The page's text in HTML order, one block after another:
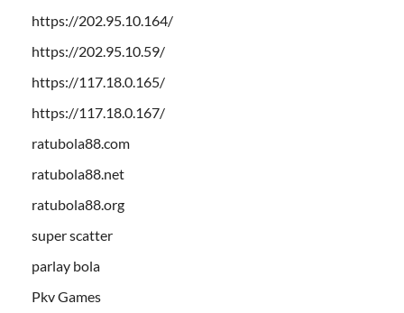
https://202.95.10.164/
https://202.95.10.59/
https://117.18.0.165/
https://117.18.0.167/
ratubola88.com
ratubola88.net
ratubola88.org
super scatter
parlay bola
Pkv Games